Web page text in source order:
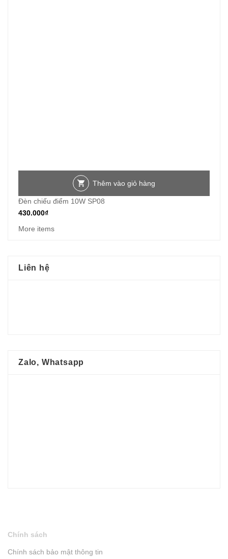
Thêm vào giỏ hàng
Đèn chiếu điểm 10W SP08
430.000₫
More items
Liên hệ
Zalo, Whatsapp
Chính sách
Chính sách bảo mật thông tin